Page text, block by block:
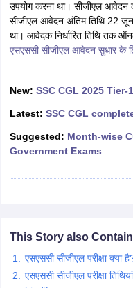
Exam Dates
IBPS Clerk Exam Dates
CGL Answer key
SSC CHSL Exam Dates
RRB NTPC Exam
D Exam CentresRRB
UPTET Question Papers
उपयोग करना था। सीजीएल आवेदन
सीजीएल आवेदन अंतिम तिथि 22 जून
था। आवेदक निर्धारित तिथि तक
एसएससी सीजीएल आवेदन सुधार के
New: SSC CGL 2025 Tier-
Latest: SSC CGL
Suggested: Month-wise
Government Exams
This Story also
एसएससी सीजीएल परीक्षा
एसएससी सीजीएल परीक्षा